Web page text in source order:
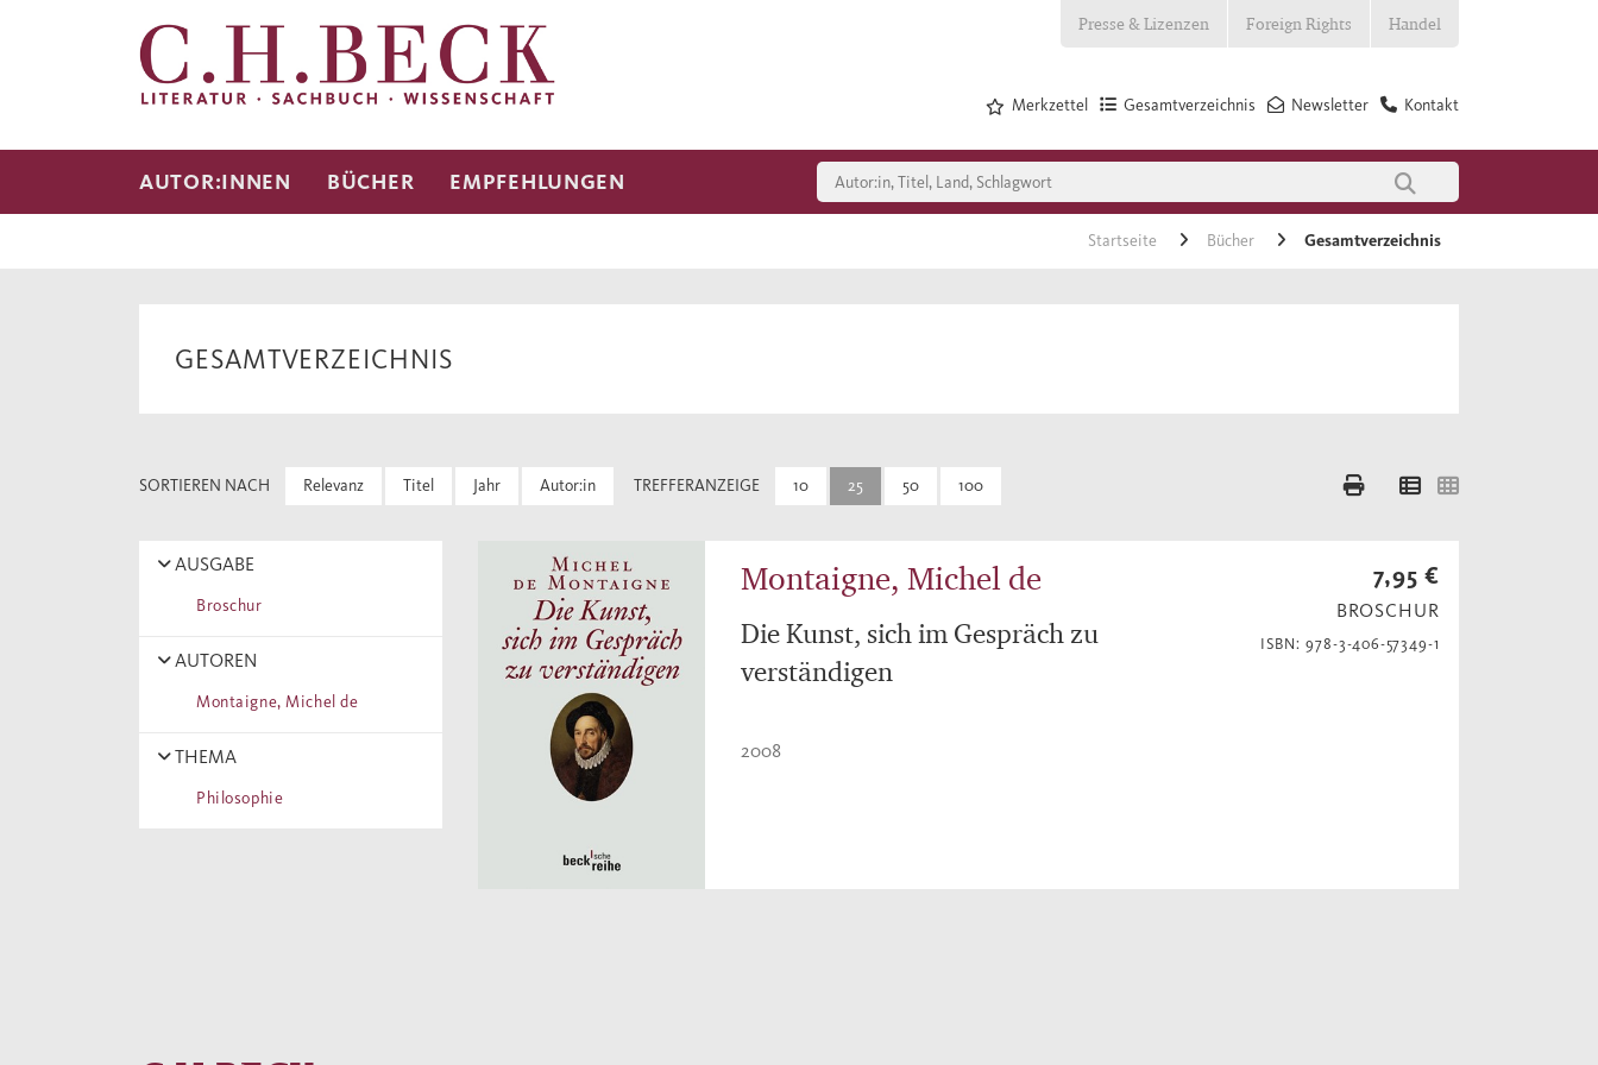
Presse & Lizenzen Foreign Rights Handel
Kontakt
Newsletter
Gesamtverzeichnis
Merkzettel
AUTOR:INNEN BÜCHER EMPFEHLUNGEN
Startseite Bücher Gesamtverzeichnis
GESAMTVERZEICHNIS
SORTIEREN NACH Relevanz Titel Jahr Autor:in TREFFERANZEIGE 10 25 50 100
AUSGABE
Broschur
AUTOREN
Montaigne, Michel de
THEMA
Philosophie
Montaigne, Michel de
Die Kunst, sich im Gespräch zu
verständigen
2008
7,95 €
BROSCHUR
ISBN: 978-3-406-57349-1